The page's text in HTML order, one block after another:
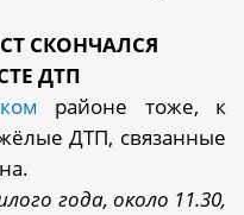
СКОНЧАЛСЯ
ДТП
районе тоже, к
ДТП, связанные
года, около 11.30,